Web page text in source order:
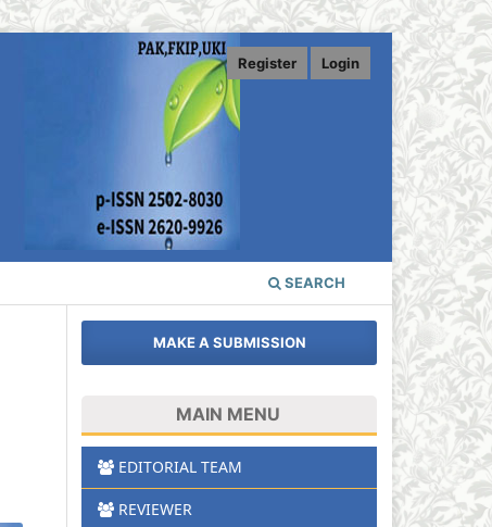
SEARCH
Register Login
MAKE A SUBMISSION
MAIN MENU
EDITORIAL TEAM
REVIEWER